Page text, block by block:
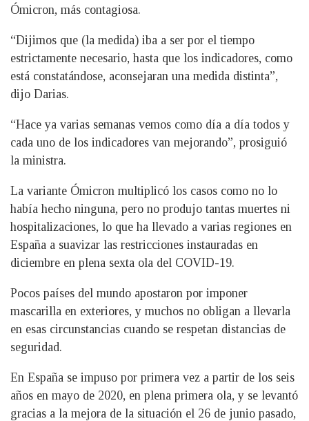
Ómicron, más contagiosa.
“Dijimos que (la medida) iba a ser por el tiempo
estrictamente necesario, hasta que los indicadores, como
está constatándose, aconsejaran una medida distinta”,
dijo Darias.
“Hace ya varias semanas vemos como día a día todos y
cada uno de los indicadores van mejorando”, prosiguió
la ministra.
La variante Ómicron multiplicó los casos como no lo
había hecho ninguna, pero no produjo tantas muertes ni
hospitalizaciones, lo que ha llevado a varias regiones en
España a suavizar las restricciones instauradas en
diciembre en plena sexta ola del COVID-19.
Pocos países del mundo apostaron por imponer
mascarilla en exteriores, y muchos no obligan a llevarla
en esas circunstancias cuando se respetan distancias de
seguridad.
En España se impuso por primera vez a partir de los seis
años en mayo de 2020, en plena primera ola, y se levantó
gracias a la mejora de la situación el 26 de junio pasado,